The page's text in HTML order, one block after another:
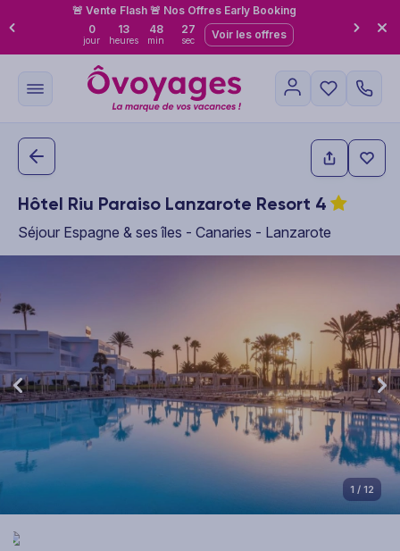
🚨 Vente Flash 🚨 Nos Offres Early Booking
0
jour
13
heures
48
min
26
sec Voir les offres
Hôtel Riu Paraiso Lanzarote Resort 4
Séjour Espagne & ses îles - Canaries - Lanzarote
1 / 12